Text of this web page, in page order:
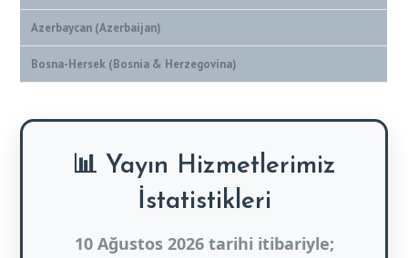
Azerbaycan (Azerbaijan)
Bosna-Hersek (Bosnia & Herzegovina)
📊 Yayın Hizmetlerimiz
İstatistikleri
10 Ağustos 2026 tarihi itibariyle;